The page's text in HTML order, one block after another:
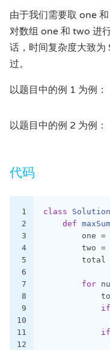
由于我们需要取 one
对数组 one 和 two 进
话，时间复杂度大致
过。
以题目中的例 1 为例：
以题目中的例 2 为例：
代码
1
2
3
4
5
6
7
8
9
10
11
12
class Solution
def
one =
two =
total
for
if
if